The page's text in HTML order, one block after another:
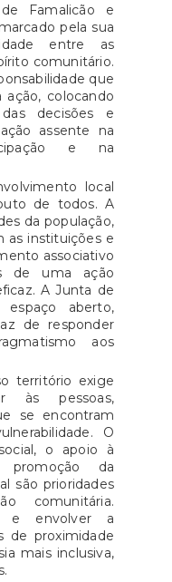
Famalicão e
pela sua
entre as
comunitário.
que
colocando
decisões e
assente na
e na
local
de todos. A
da população,
as instituições e
associativo
de uma ação
A Junta de
aberto,
de responder
aos
território exige
às pessoas,
se encontram
O
o apoio à
da
são prioridades
comunitária.
e envolver a
de proximidade
mais inclusiva,